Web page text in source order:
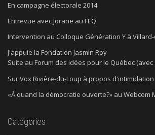
En campagne électorale 2014
Entrevue avec Jorane au FEQ
Intervention au Colloque Génération Y à
J'appuie la Fondation Jasmin Roy
Suite au Forum des idées pour le Québec
Sur Vox Rivière-du-Loup à propos d'intimidation
«À quand la démocratie ouverte?» au Webcom
Catégories